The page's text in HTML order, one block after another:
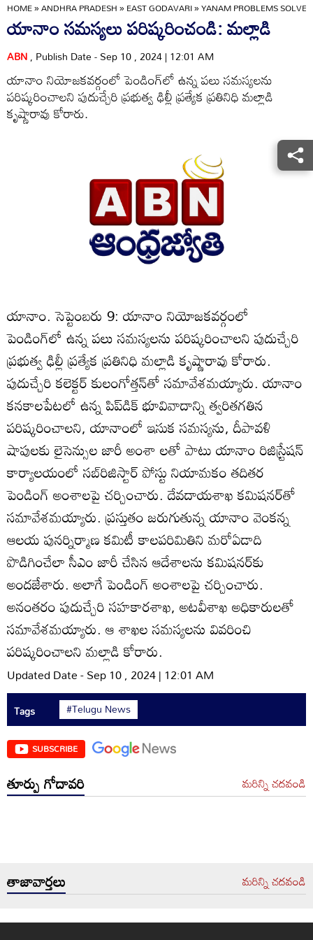
HOME»ANDHRA PRADESH»EAST GODAVARI»YANAM PROBLEMS SOLVE
యానాం సమస్యలు పరిష్కరించండి: మల్లాడి
ABN, Publish Date - Sep 10 , 2024 | 12:01 AM
యానాం నియోజకవర్గంలో పెండింగ్‌లో ఉన్న పలు సమస్యలను
పరిష్కరించాలని పుదుచ్చేరి ప్రభుత్వ ఢిల్లీ ప్రత్యేక ప్రతినిధి మల్లాడి
కృష్ణారావు కోరారు.
యానాం. సెప్టెంబరు 9: యానాం నియోజకవర్గంలో
పెండింగ్‌లో ఉన్న పలు సమస్యలను పరిష్కరించాలని పుదుచ్చేరి
ప్రభుత్వ ఢిల్లీ ప్రత్యేక ప్రతినిధి మల్లాడి కృష్ణారావు కోరారు.
పుదుచ్చేరి కలెక్టర్‌ కులంగోత్తన్‌తో సమావేశమయ్యారు. యానాం
కనకాలపేటలో ఉన్న పిప్‌డిక్‌ భూవివాదాన్ని త్వరితగతిన
పరిష్కరించాలని, యానాంలో ఇసుక సమస్యను, దీపావళి
షాపులకు లైసెన్సుల జారీ అంశా లతో పాటు యానాం రిజిస్ర్టేషన్‌
కార్యాలయంలో సబ్‌రిజిస్టార్‌ పోస్టు నియామకం తదితర
పెండింగ్‌ అంశాలపై చర్చించారు. దేవదాయశాఖ కమిషనర్‌తో
సమావేశమయ్యారు. ప్రస్తుతం జరుగుతున్న యానాం వెంకన్న
ఆలయ పునర్నిర్మాణ కమిటీ కాలపరిమితిని మరోఏడాది
పొడిగించేలా సీఎం జారీ చేసిన ఆదేశాలను కమిషనర్‌కు
అందజేశారు. అలాగే పెండింగ్‌ అంశాలపై చర్చించారు.
అనంతరం పుదుచ్చేరి సహకారశాఖ, అటవీశాఖ అధికారులతో
సమావేశమయ్యారు. ఆ శాఖల సమస్యలను వివరించి
పరిష్కరించాలని మల్లాడి కోరారు.
Updated Date - Sep 10 , 2024 | 12:01 AM
Tags #Telugu News
SUBSCRIBE
తూర్పు గోదావరి మరిన్ని చదవండి
తాజావార్తలు మరిన్ని చదవండి